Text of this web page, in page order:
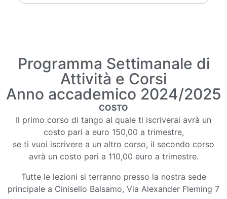
Programma Settimanale di
Attività e Corsi
Anno accademico 2024/2025
COSTO
Il primo corso di tango al quale ti iscriverai avrà un
costo pari a euro 150,00 a trimestre,
se ti vuoi iscrivere a un altro corso, il secondo corso
avrà un costo pari a 110,00 euro a trimestre.
Tutte le lezioni si terranno presso la nostra sede
principale a Cinisello Balsamo, Via Alexander Fleming 7